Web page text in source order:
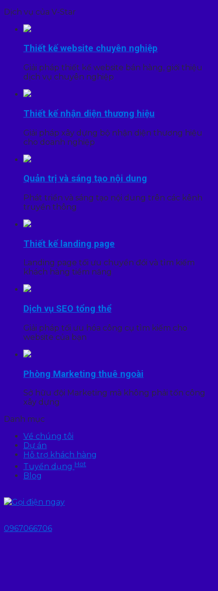
Dịch vụ của V-Star
Thiết kế website chuyên nghiệp
Giải pháp thiết kế website bán hàng, giới thiệu
dịch vụ chuyên nghiệp
Thiết kế nhận diện thương hiệu
Giải pháp xây dựng bộ nhận diện thương hiệu
cho doanh nghiệp
Quản trị và sáng tạo nội dung
Phát triển và sáng tạo nội dung trên các kênh
truyền thông
Thiết kế landing page
Landing page tối ưu chuyển đổi và tìm kiếm
khách hàng tiềm năng
Dịch vụ SEO tổng thể
Giải pháp tối ưu hóa công cụ tìm kiếm cho
website của bạn
Phòng Marketing thuê ngoài
Sở hữu đội Marketing mà không phải tốn công
xây dựng
Danh mục
Về chúng tôi
Dự án
Hỗ trợ khách hàng
Tuyển dụng Hot
Blog
0967066706